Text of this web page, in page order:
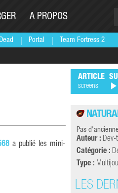
Portal Team Fortress 2
A PROPOS
a publié les mini-
ARTICLE
screens
Pas
Auteur : Dev-
Catégorie :
Type :
LES